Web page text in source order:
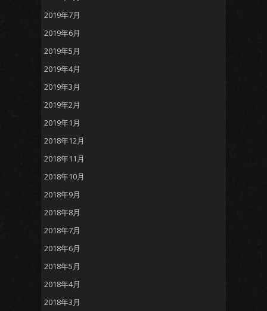
2019年7月
2019年6月
2019年5月
2019年4月
2019年3月
2019年2月
2019年1月
2018年12月
2018年11月
2018年10月
2018年9月
2018年8月
2018年7月
2018年6月
2018年5月
2018年4月
2018年3月